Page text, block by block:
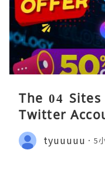
The 04
Twitter
tyuuuuu 5